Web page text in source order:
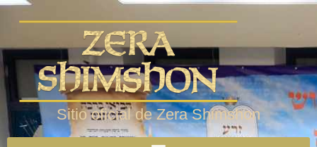
Sitio oficial de Zera Shimshon